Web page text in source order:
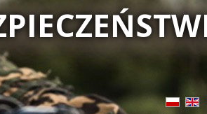
Przejdź
Przejdź